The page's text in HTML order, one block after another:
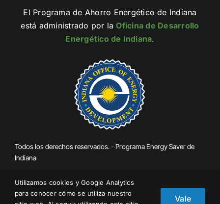
El Programa de Ahorro Energético de Indiana
está administrado por laOficina de Desarrollo
Energético de Indiana.
Todos los derechos reservados. - Programa Energy Saver de
Indiana
Denunciar el fraude
Utilizamos cookies y Google Analytics
para conocer cómo se utiliza nuestro
Vale